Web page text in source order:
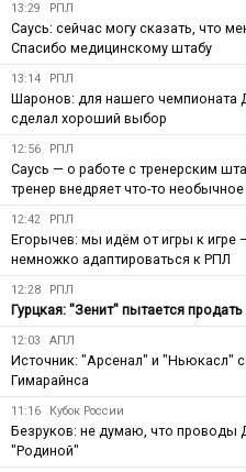
13:29 РПЛ
Саусь: сейчас могу сказать, что
Спасибо медицинскому штабу
13:14 РПЛ
Шаронов: для нашего чемпионата
сделал хороший выбор
12:56 РПЛ
Саусь — о работе с тренерским
тренер внедряет что-то необычное
12:42 РПЛ
Егорычев: мы идём от игры к
немножко адаптироваться к РПЛ
12:28 РПЛ
Гурцкая: "Зенит" пытается
12:03 АПЛ
Источник: "Арсенал" и "Ньюкасл"
Гимарайнса
11:16 Кубок России
Безруков: не думаю, что проводы
"Родиной"